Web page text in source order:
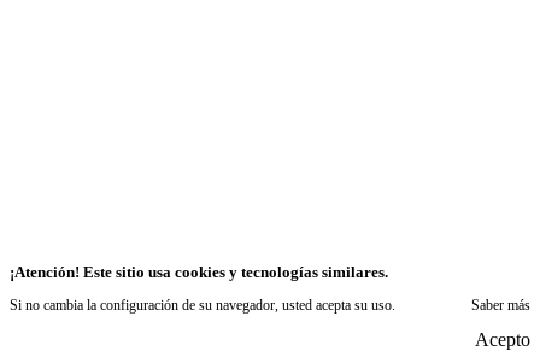
¡Atención! Este sitio usa cookies y tecnologías similares.
Si no cambia la configuración de su navegador, usted acepta su uso. Saber más
Acepto